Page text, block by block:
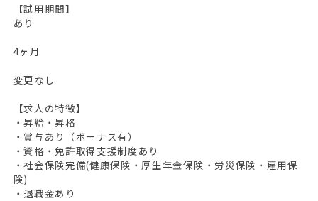
【試用期間】
あり
4ヶ月
変更なし
【求人の特徴】
・昇給・昇格
・賞与あり（ボーナス有）
・資格・免許取得支援制度あり
・社会保険完備(健康保険・厚生年金保険・労災保険・雇用保
険)
・退職金あり